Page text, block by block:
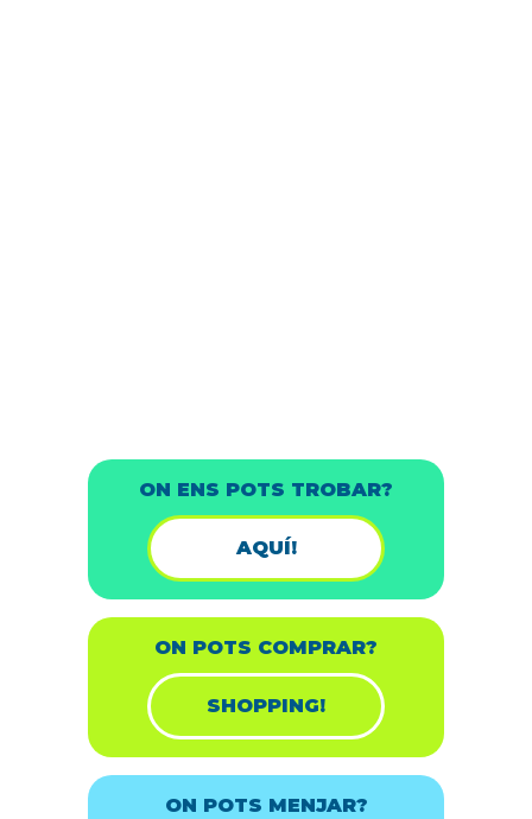
ON ENS POTS TROBAR?
AQUÍ!
ON POTS COMPRAR?
SHOPPING!
ON POTS MENJAR?